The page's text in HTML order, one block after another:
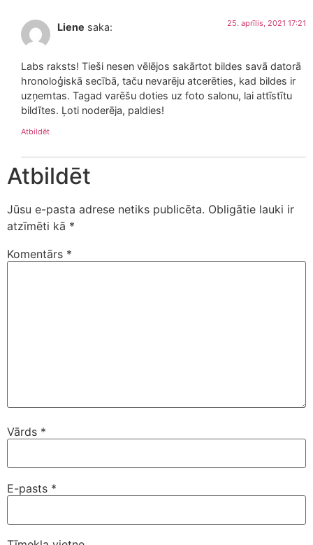
Liene saka: 25. aprīlis, 2021 17:21
Labs raksts! Tieši nesen vēlējos sakārtot bildes savā datorā
hronoloģiskā secībā, taču nevarēju atcerēties, kad bildes ir
uzņemtas. Tagad varēšu doties uz foto salonu, lai attīstītu
bildītes. Ļoti noderēja, paldies!
Atbildēt
Atbildēt
Jūsu e-pasta adrese netiks publicēta. Obligātie lauki ir
atzīmēti kā *
Komentārs *
Vārds *
E-pasts *